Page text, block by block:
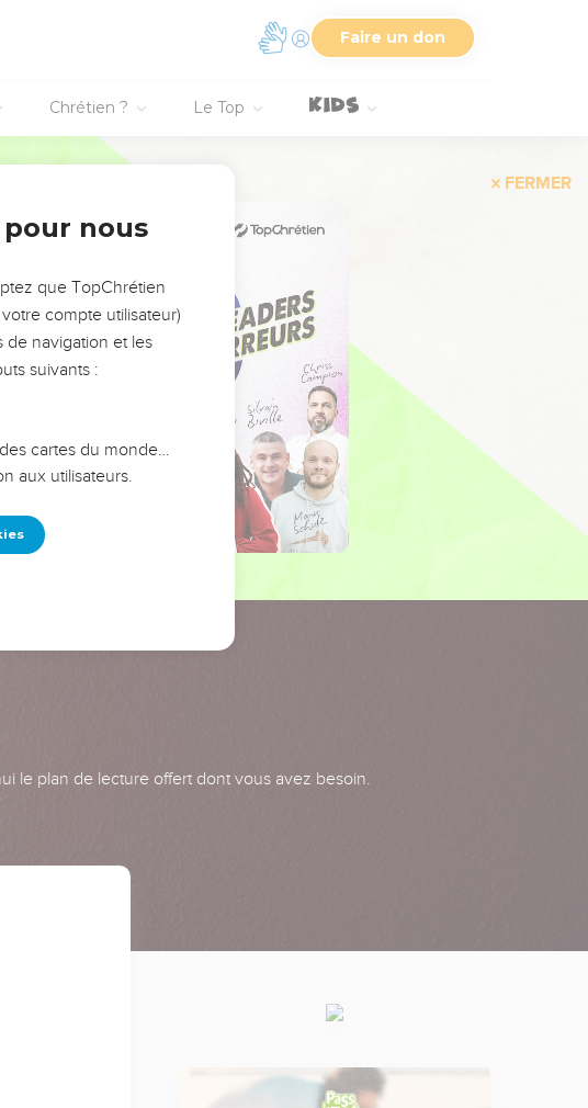
Faire un don
Chrétien ? Le Top
FERMER
le plan de lecture offert dont vous avez besoin.
nous
que TopChrétien
compte utilisateur)
de navigation et les
suivants :
cartes du monde…
aux utilisateurs.